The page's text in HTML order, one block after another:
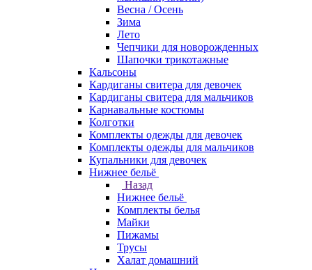
Весна / Осень
Зима
Лето
Чепчики для новорожденных
Шапочки трикотажные
Кальсоны
Кардиганы свитера для девочек
Кардиганы свитера для мальчиков
Карнавальные костюмы
Колготки
Комплекты одежды для девочек
Комплекты одежды для мальчиков
Купальники для девочек
Нижнее бельё
Назад
Нижнее бельё
Комплекты белья
Майки
Пижамы
Трусы
Халат домашний